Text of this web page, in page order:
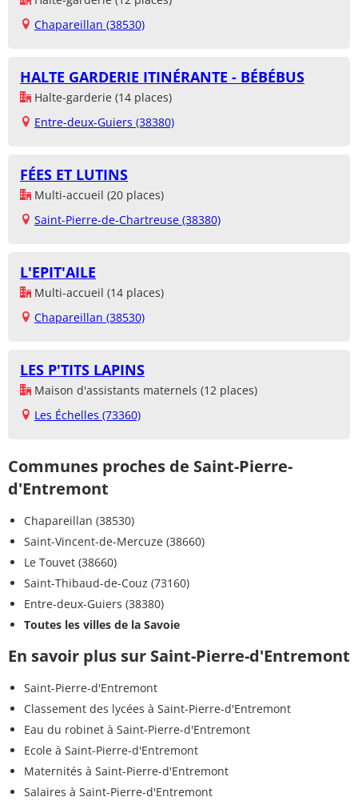
Chapareillan (38530)
HALTE GARDERIE ITINÉRANTE - BÉBÉBUS
Halte-garderie (14 places)
Entre-deux-Guiers (38380)
FÉES ET LUTINS
Multi-accueil (20 places)
Saint-Pierre-de-Chartreuse (38380)
L'EPIT'AILE
Multi-accueil (14 places)
Chapareillan (38530)
LES P'TITS LAPINS
Maison d'assistants maternels (12 places)
Les Échelles (73360)
Communes proches de Saint-Pierre-
d'Entremont
Chapareillan (38530)
Saint-Vincent-de-Mercuze (38660)
Le Touvet (38660)
Saint-Thibaud-de-Couz (73160)
Entre-deux-Guiers (38380)
Toutes les villes de la Savoie
En savoir plus sur Saint-Pierre-d'Entremont
Saint-Pierre-d'Entremont
Classement des lycées à Saint-Pierre-d'Entremont
Eau du robinet à Saint-Pierre-d'Entremont
Ecole à Saint-Pierre-d'Entremont
Maternités à Saint-Pierre-d'Entremont
Salaires à Saint-Pierre-d'Entremont